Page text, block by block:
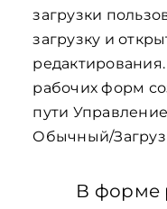
загрузки
загрузку и
рабочих форм
пути
Обычный/
В форме